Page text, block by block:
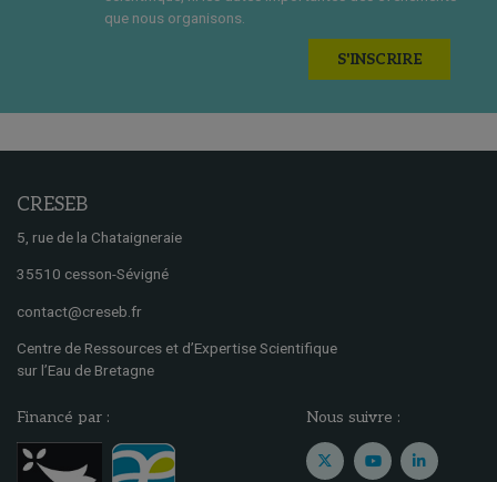
que nous organisons.
S'INSCRIRE
CRESEB
5, rue de la Chataigneraie
35510 cesson-Sévigné
contact@creseb.fr
Centre de Ressources et d’Expertise Scientifique
sur l’Eau de Bretagne
Financé par : Nous suivre :